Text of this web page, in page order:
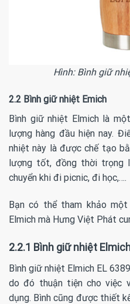
Hình: Bình giữ
2.2 Bình giữ nhiệt Emich
Bình giữ nhiệt Elmich là
lượng hàng đầu hiện nay.
nhiệt này là được chế tạo
lượng tốt, đồng thời trọng
chuyển khi đi picnic, đi học,….
Bạn có thể tham khảo
Elmich mà Hưng Việt Phát
2.2.1 Bình giữ nhiệt
Bình giữ nhiệt Elmich EL
do đó thuận tiện cho việc
dụng. Bình cũng được thiết